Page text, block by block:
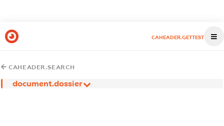
CAHEADER.GETTEST
CAHEADER.SEARCH
document.dossier